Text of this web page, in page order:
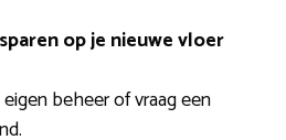
op je nieuwe vloer
beheer of vraag een